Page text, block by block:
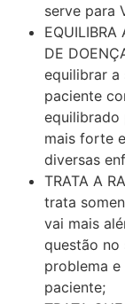
serve para
EQUILIBRA
DE
equilibrar a
paciente
equilibrado
mais forte
diversas
TRATA A
trata
vai mais
questão no
problema
paciente;